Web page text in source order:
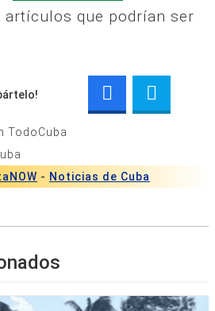
que podrían ser
TodoCuba
- Noticias de Cuba